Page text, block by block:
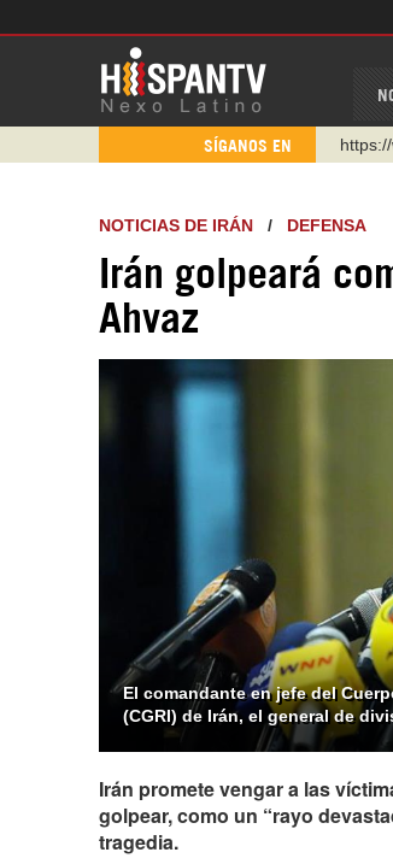
SÍGANOS EN
https://
NOTICIAS DE IRÁN / DEFENSA
Irán golpeará
Ahvaz
El comandante en jefe del
(CGRI) de Irán, el general de
Irán promete vengar a las
golpear, como un “rayo
tragedia.